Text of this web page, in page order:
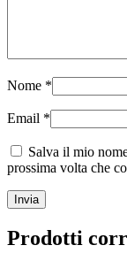
Nome *
Email *
Salva il mio
prossima volta che
Prodotti